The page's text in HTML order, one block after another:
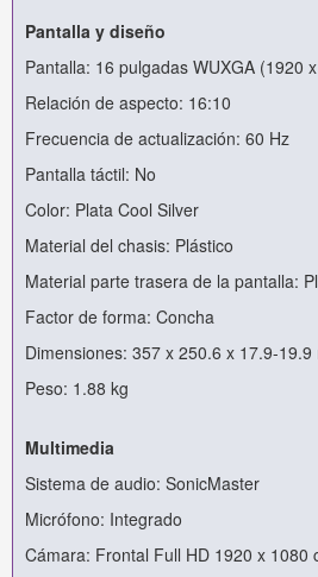
Pantalla y diseño
Pantalla: 16 pulgadas WUXGA (1920
Relación de aspecto: 16:10
Frecuencia de actualización: 60 Hz
Pantalla táctil: No
Color: Plata Cool Silver
Material del chasis: Plástico
Material parte trasera de la pantalla:
Factor de forma: Concha
Dimensiones: 357 x 250.6 x 17.9-19.9
Peso: 1.88 kg
Multimedia
Sistema de audio: SonicMaster
Micrófono: Integrado
Cámara: Frontal Full HD 1920 x 1080